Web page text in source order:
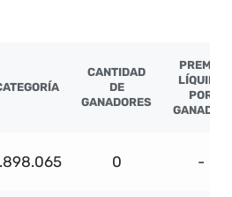
CANTIDAD
DE
GANADORES
PREMIO
LÍQUIDO
POR
GANADOR
0 -